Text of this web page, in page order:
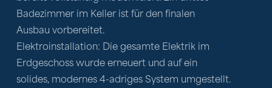
Badezimmer im Keller ist für den finalen
Ausbau vorbereitet.
Elektroinstallation: Die gesamte Elektrik im
Erdgeschoss wurde erneuert und auf ein
solides, modernes 4-adriges System umgestellt.